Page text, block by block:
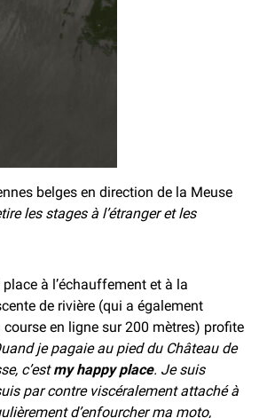
belges en direction de la Meuse
les stages à l’étranger et les
à l’échauffement et à la
de rivière (qui a également
en ligne sur 200 mètres) profite
je pagaie au pied du Château de
c’estmy happy place. Je suis
par contre viscéralement attaché à
d’enfourcher ma moto,